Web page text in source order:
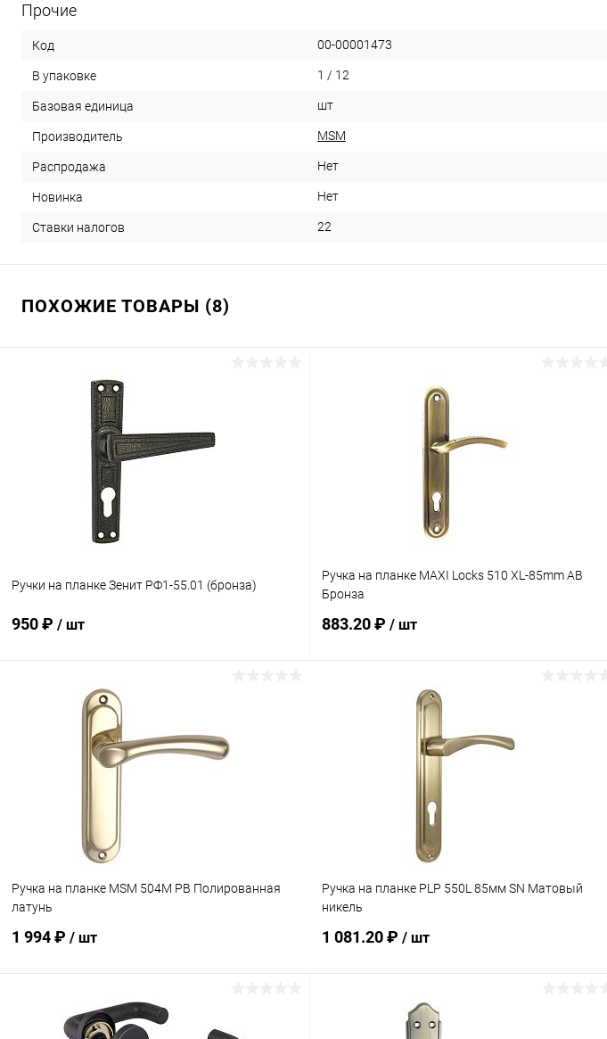
Прочие
Код 00-00001473
В упаковке 1 / 12
Базовая единица шт
Производитель MSM
Распродажа Нет
Новинка Нет
Ставки налогов 22
ПОХОЖИЕ ТОВАРЫ (8)
Ручки на планке Зенит РФ1-55.01 (бронза)
950 ₽ / шт
Купить в 1 клик Сравнение
Ручка на планке MAXI Locks 510 XL-85mm AB
Бронза
883.20 ₽ / шт
Купить в 1 клик Сравнение
Ручка на планке MSM 504M PB Полированная
латунь
1 994 ₽ / шт
В корзину
Ручка на планке PLP 550L 85мм SN Матовый
никель
1 081.20 ₽ / шт